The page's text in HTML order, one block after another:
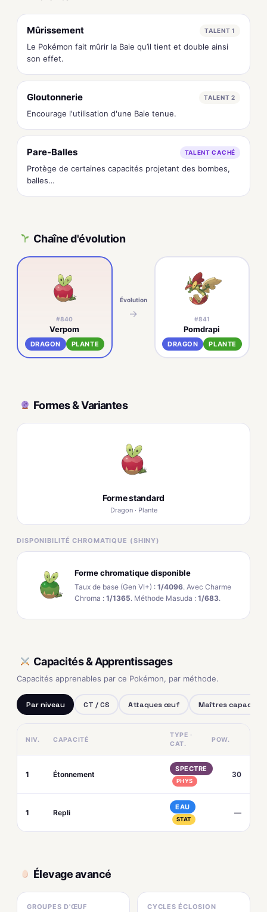
Mûrissement TALENT 1
Le Pokémon fait mûrir la Baie qu’il tient et double ainsi
son effet.
Gloutonnerie TALENT 2
Encourage l'utilisation d'une Baie tenue.
Pare-Balles TALENT CACHÉ
Protège de certaines capacités projetant des bombes,
balles…
Chaîne d'évolution
#840
Verpom
DRAGON PLANTE
Évolution
→ #841
Pomdrapi
DRAGON PLANTE
Formes & Variantes
Forme standard
Dragon · Plante
DISPONIBILITÉ CHROMATIQUE (SHINY)
Forme chromatique disponible
Taux de base (Gen VI+) : 1/4096. Avec Charme
Chroma : 1/1365. Méthode Masuda : 1/683.
Capacités & Apprentissages
Capacités apprenables par ce Pokémon, par méthode.
Par niveau CT / CS Attaques œuf Maîtres capacités
NIV. CAPACITÉ
TYPE ·
CAT.
POW.
1 Étonnement
SPECTRE
PHYS
30
1 Repli
EAU
STAT
—
Élevage avancé
GROUPES D'ŒUF CYCLES ÉCLOSION